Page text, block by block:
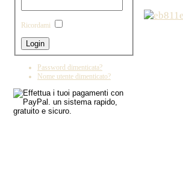
Ricordami
Password dimenticata?
Nome utente dimenticato?